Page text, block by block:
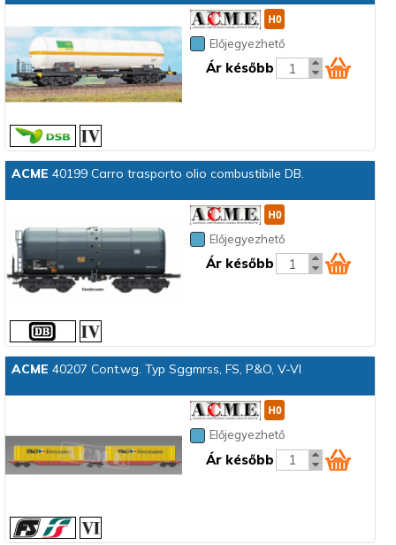
Előjegyezhető
Ár később
ACME 40199 Carro trasporto olio combustibile DB.
Előjegyezhető
Ár később
ACME 40207 Cont.wg. Typ Sggmrss, FS, P&O, V-VI
Előjegyezhető
Ár később